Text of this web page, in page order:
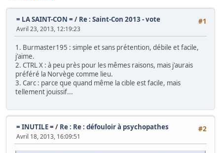
#1
= LA SAINT-CON = / Re : Saint-Con 2013 - vote
Avril 23, 2013, 12:19:23
1. Burmaster195 : simple et sans prétention, débile et facile,
j'aime.
2. CTRL X : à peu près pour les mêmes raisons, mais j'aurais
préféré la Norvège comme lieu.
3. Carc : parce que quand même la cible est facile, mais
tellement jouissif...
#2
= INUTILE = / Re : Re : défouloir à psychopathes
Avril 18, 2013, 16:09:51